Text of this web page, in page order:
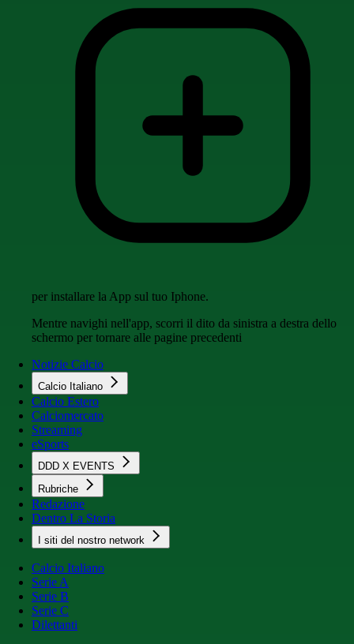
per installare la App sul tuo Iphone.
Mentre navighi nell'app, scorri il dito da sinistra a destra dello
schermo per tornare alle pagine precedenti
Notizie Calcio
Calcio Italiano
Calcio Estero
Calciomercato
Streaming
eSports
DDD X EVENTS
Rubriche
Redazione
Dentro La Storia
I siti del nostro network
Calcio Italiano
Serie A
Serie B
Serie C
Dilettanti